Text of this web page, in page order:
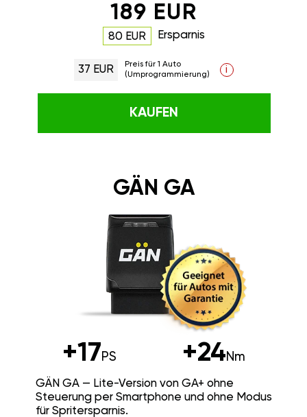
189 EUR
80 EUR Ersparnis
37 EUR
Preis für 1 Auto
(Umprogrammierung)
i
KAUFEN
GÄN GA
+17PS +24Nm
GÄN GA — Lite-Version von GA+ ohne
Steuerung per Smartphone und ohne Modus
für Spritersparnis.